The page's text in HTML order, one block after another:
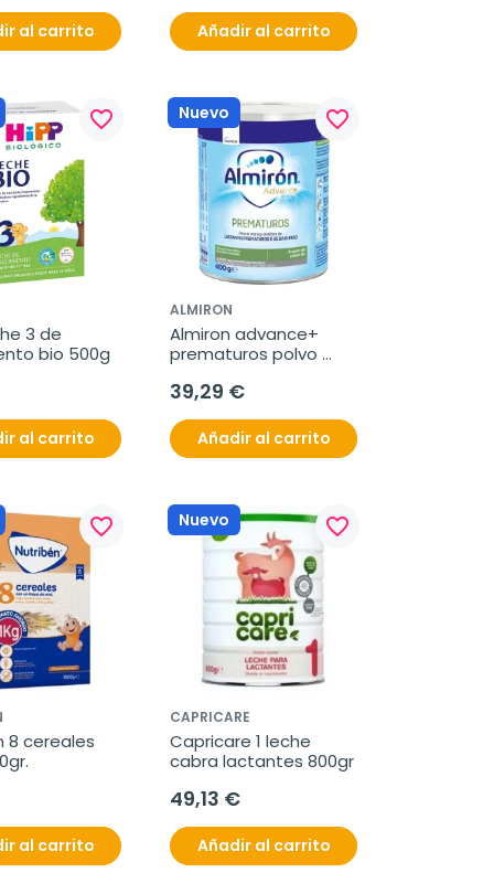
al carrito Añadir al carrito
favorite_border
3 de
bio 500g
al carrito
Nuevo favorite_border
ALMIRON
Almiron advance+
prematuros polvo
39,29 €
Añadir al carrito
favorite_border
8 cereales
al carrito
Nuevo favorite_border
CAPRICARE
Capricare 1 leche
cabra lactantes 800gr
49,13 €
Añadir al carrito